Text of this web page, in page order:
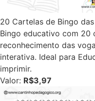
20 Cartelas de Bingo
Bingo educativo com 20
reconhecimento das
interativa. Ideal para
imprimir.
Valor: R$3,97